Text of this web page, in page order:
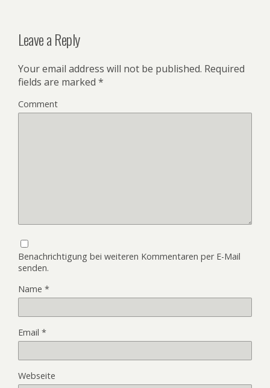
Leave a Reply
Your email address will not be published. Required
fields are marked *
Comment
Benachrichtigung bei weiteren Kommentaren per E-Mail
senden.
Name *
Email *
Webseite